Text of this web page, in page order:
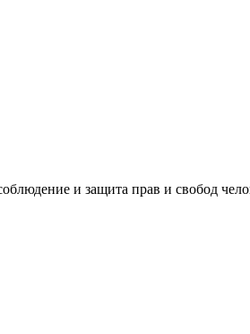
и защита прав и свобод